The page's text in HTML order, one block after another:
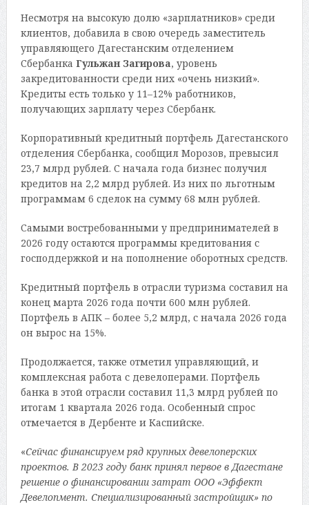
Несмотря на высокую долю «зарплатников» среди
клиентов, добавила в свою очередь заместитель
управляющего Дагестанским отделением
Сбербанка Гульжан Загирова, уровень
закредитованности среди них «очень низкий».
Кредиты есть только у 11–12% работников,
получающих зарплату через Сбербанк.
Корпоративный кредитный портфель Дагестанского
отделения Сбербанка, сообщил Морозов, превысил
23,7 млрд рублей. С начала года бизнес получил
кредитов на 2,2 млрд рублей. Из них по льготным
программам 6 сделок на сумму 68 млн рублей.
Самыми востребованными у предпринимателей в
2026 году остаются программы кредитования с
господдержкой и на пополнение оборотных средств.
Кредитный портфель в отрасли туризма составил на
конец марта 2026 года почти 600 млн рублей.
Портфель в АПК – более 5,2 млрд, с начала 2026 года
он вырос на 15%.
Продолжается, также отметил управляющий, и
комплексная работа с девелоперами. Портфель
банка в этой отрасли составил 11,3 млрд рублей по
итогам 1 квартала 2026 года. Особенный спрос
отмечается в Дербенте и Каспийске.
«Сейчас финансируем ряд крупных девелоперских
проектов. В 2023 году банк принял первое в Дагестане
решение о финансировании затрат ООО «Эффект
Девелопмент. Специализированный застройщик» по